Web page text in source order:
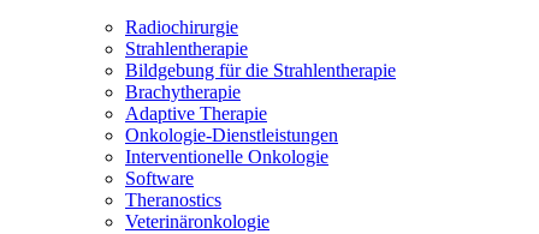
Radiochirurgie
Strahlentherapie
Bildgebung für die Strahlentherapie
Brachytherapie
Adaptive Therapie
Onkologie-Dienstleistungen
Interventionelle Onkologie
Software
Theranostics
Veterinäronkologie